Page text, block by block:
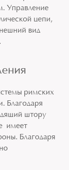
Управление
цепи,
вид
римских
Благодаря
штору
имеет
Благодаря